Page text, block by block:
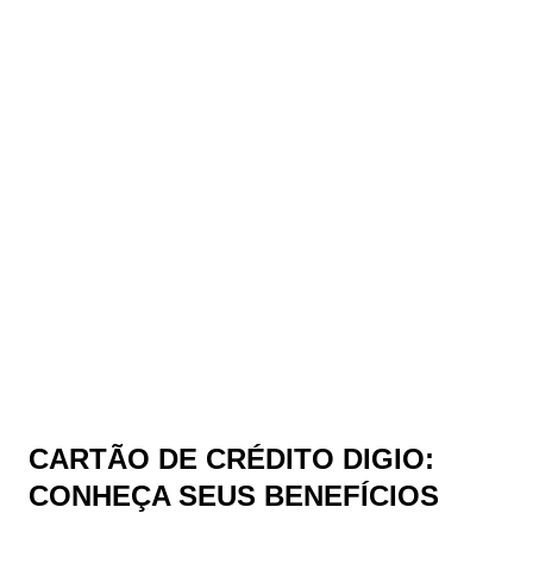
CARTÃO DE CRÉDITO DIGIO:
CONHEÇA SEUS BENEFÍCIOS